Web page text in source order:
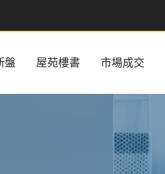
盤 屋苑樓書 市場成交